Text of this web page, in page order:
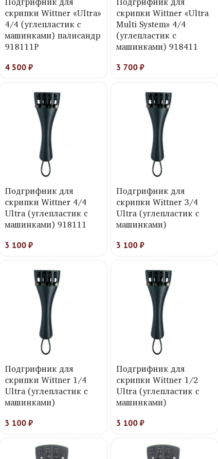
скрипки Wittner «Ultra»
4/4 (углепластик с
машинками) палисандр
918111P
4 500₽
скрипки Wittner «Ultra
Multi System» 4/4
(углепластик с
машинками) 918411
3 700₽
Подгрифник для
скрипки Wittner 4/4
Ultra (углепластик с
машинками) 918111
3 100₽
Подгрифник для
скрипки Wittner 3/4
Ultra (углепластик с
машинками)
3 100₽
Подгрифник для
скрипки Wittner 1/4
Ultra (углепластик с
машинками)
3 100₽
Подгрифник для
скрипки Wittner 1/2
Ultra (углепластик с
машинками)
3 100₽